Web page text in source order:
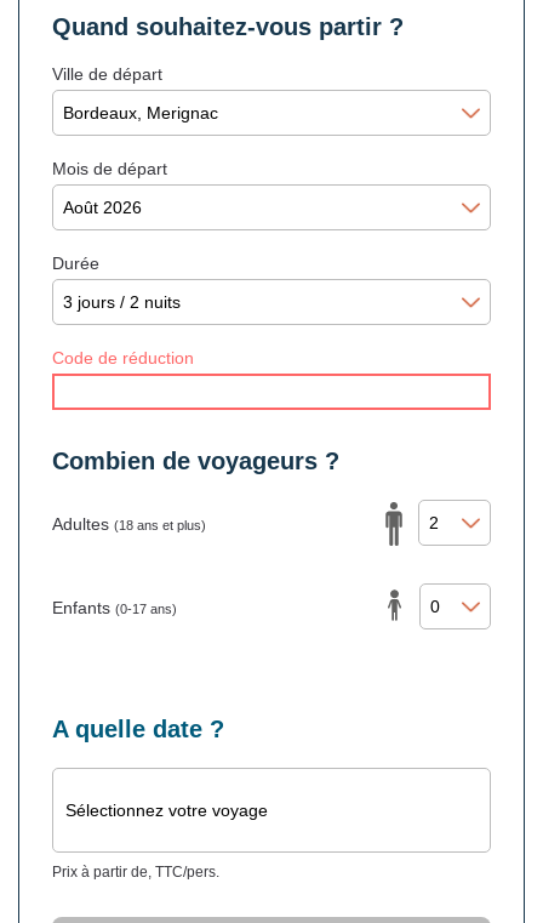
Quand souhaitez-vous partir ?
Ville de départ
Mois de départ
Durée
Code de réduction
Combien de voyageurs ?
Adultes (18 ans et plus)
Enfants (0-17 ans)
A quelle date ?
Sélectionnez votre voyage
Prix à partir de, TTC/pers.